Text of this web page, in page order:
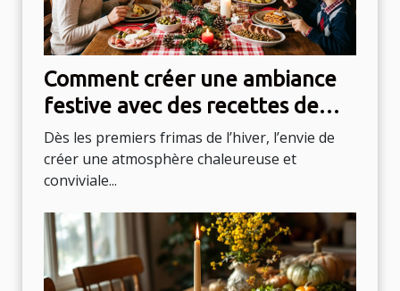
Comment créer une ambiance
festive avec des recettes de
Noël italiennes ?
Dès les premiers frimas de l’hiver, l’envie de
créer une atmosphère chaleureuse et
conviviale...